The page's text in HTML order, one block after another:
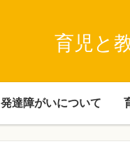
育児と
発達障がいについて